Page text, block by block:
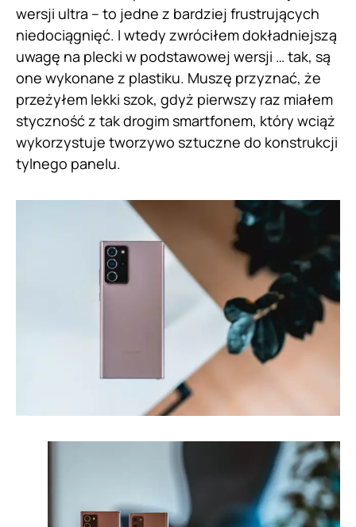
wersji ultra – to jedne z bardziej frustrujących
niedociągnięć. I wtedy zwróciłem dokładniejszą
uwagę na plecki w podstawowej wersji … tak, są
one wykonane z plastiku. Muszę przyznać, że
przeżyłem lekki szok, gdyż pierwszy raz miałem
styczność z tak drogim smartfonem, który wciąż
wykorzystuje tworzywo sztuczne do konstrukcji
tylnego panelu.